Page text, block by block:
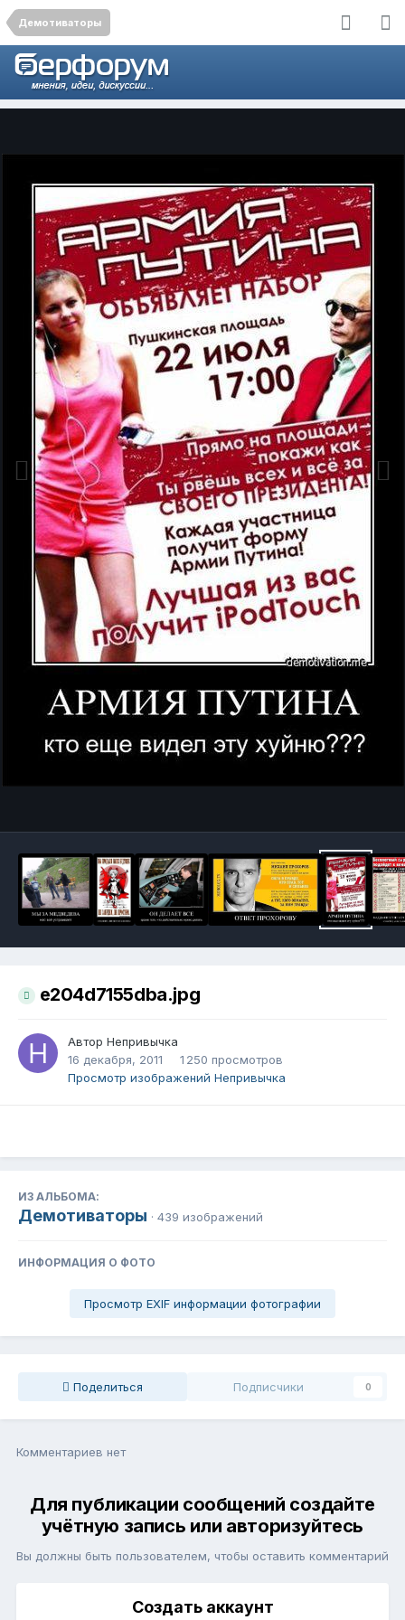
Демотиваторы
e204d7155dba.jpg
Автор Непривычка
16 декабря, 2011
1 250 просмотров
Просмотр изображений Непривычка
ИЗ АЛЬБОМА:
Демотиваторы · 439 изображений
ИНФОРМАЦИЯ О ФОТО
Просмотр EXIF информации фотографии
Поделиться Подписчики 0
Комментариев нет
Для публикации сообщений создайте
учётную запись или авторизуйтесь
Вы должны быть пользователем, чтобы оставить комментарий
Создать аккаунт